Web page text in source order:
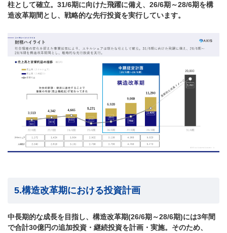
柱として確立。31/6期に向けた飛躍に備え、26/6期～28/6期を構
造改革期間とし、戦略的な先行投資を実行しています。
5.構造改革期における投資計画
中長期的な成長を目指し、構造改革期(26/6期～28/6期)には3年間
で合計30億円の追加投資・継続投資を計画・実施。そのため、